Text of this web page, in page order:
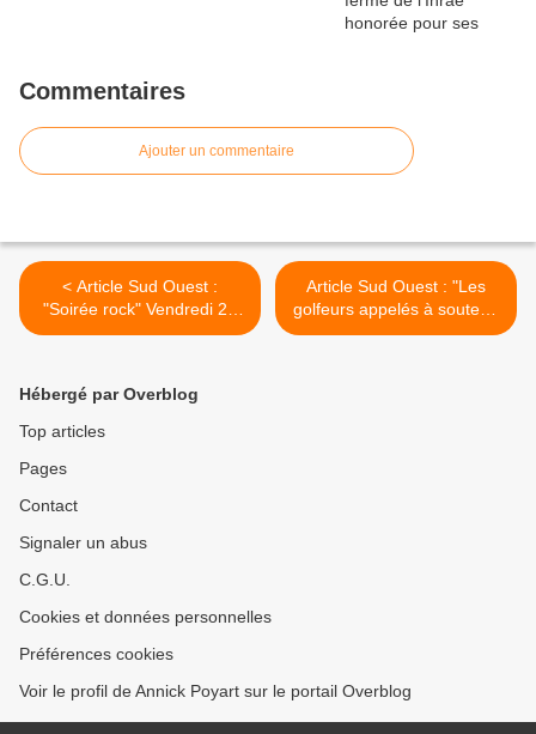
Commentaires
Ajouter un commentaire
< Article Sud Ouest :
"Soirée rock" Vendredi 22
mars
Article Sud Ouest : "Les
golfeurs appelés à soutenir
Vagdespoir" >
Hébergé par Overblog
Top articles
Pages
Contact
Signaler un abus
C.G.U.
Cookies et données personnelles
Préférences cookies
Voir le profil de Annick Poyart sur le portail Overblog